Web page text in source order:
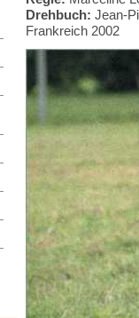
Drehbuch: Jean-
Frankreich 2002